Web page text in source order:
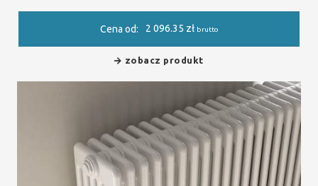
Cena od: 2 096.35 zł brutto
zobacz produkt